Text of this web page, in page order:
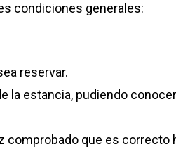
condiciones generales:
reservar.
la estancia, pudiendo
comprobado que es correcto